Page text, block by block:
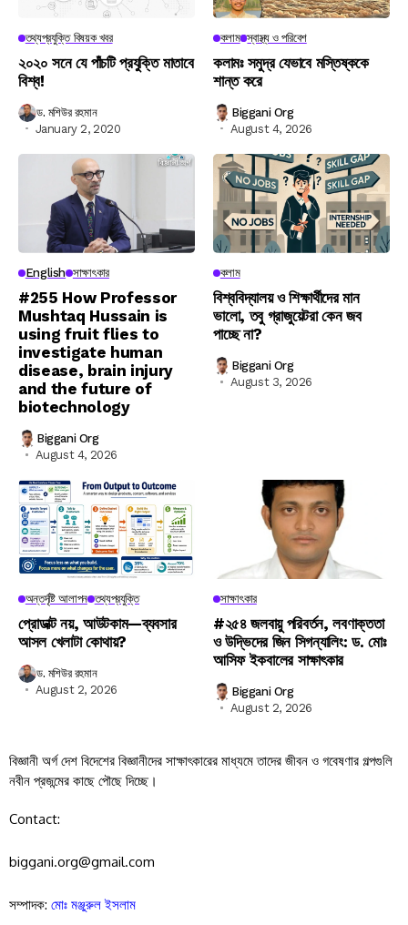
তথ্যপ্রযুক্তি বিষয়ক খবর
২০২০ সনে যে পাঁচটি প্রযুক্তি মাতাবে
বিশ্ব!
ড. মশিউর রহমান
January 2, 2020
কলাম স্বাস্থ্য ও পরিবেশ
কলামঃ সমুদ্র যেভাবে মস্তিষ্ককে
শান্ত করে
Biggani Org
August 4, 2026
English সাক্ষাৎকার
#255 How Professor
Mushtaq Hussain is
using fruit flies to
investigate human
disease, brain injury
and the future of
biotechnology
Biggani Org
August 4, 2026
কলাম
বিশ্ববিদ্যালয় ও শিক্ষার্থীদের মান
ভালো, তবু গ্রাজুয়েটরা কেন জব
পাচ্ছে না?
Biggani Org
August 3, 2026
অন্তর্দৃষ্টি আলাপন তথ্যপ্রযুক্তি
প্রোডাক্ট নয়, আউটকাম—ব্যবসার
আসল খেলাটা কোথায়?
ড. মশিউর রহমান
August 2, 2026
সাক্ষাৎকার
#২৫৪ জলবায়ু পরিবর্তন, লবণাক্ততা
ও উদ্ভিদের জিন সিগন্যালিং: ড. মোঃ
আসিফ ইকবালের সাক্ষাৎকার
Biggani Org
August 2, 2026
বিজ্ঞানী অর্গ দেশ বিদেশের বিজ্ঞানীদের সাক্ষাৎকারের মাধ্যমে তাদের জীবন ও গবেষণার গল্পগুলি
নবীন প্রজন্মের কাছে পৌছে দিচ্ছে।
Contact:
biggani.org@gmail.com
সম্পাদক: মোঃ মঞ্জুরুল ইসলাম